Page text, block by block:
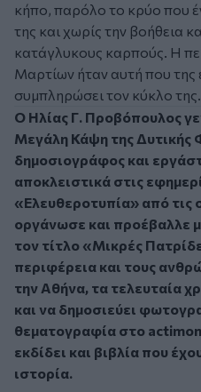
κήπο, παρόλο το κρύο που
της και χωρίς την βοήθεια
κατάγλυκους καρπούς. Η
Μαρτίων ήταν αυτή που
συμπληρώσει τον κύκλο της.
Ο Ηλίας Γ. Προβόπουλος
Μεγάλη Κάψη της Δυτικής
δημοσιογράφος και
αποκλειστικά στις
«Ελευθεροτυπία» από τις
οργάνωσε και προέβαλλε
τον τίτλο «Μικρές
περιφέρεια και τους
την Αθήνα, τα τελευταία
και να δημοσιεύει
θεματογραφία στο
εκδίδει και βιβλία που
ιστορία.